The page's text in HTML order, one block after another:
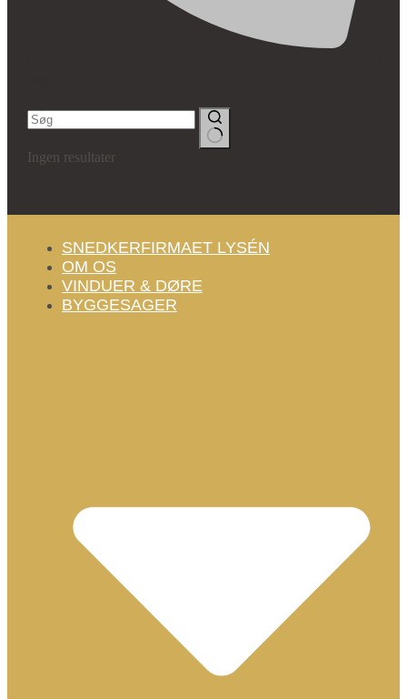
Ingen resultater
SNEDKERFIRMAET LYSÉN
OM OS
VINDUER & DØRE
BYGGESAGER